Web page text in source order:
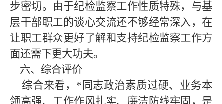
步密切。由于纪检监察工作性质特殊，与基
层干部职工的谈心交流还不够经常深入，在
让职工群众更好了解和支持纪检监察工作方
面还需下更大功夫。
六、综合评价
综合来看， * 同志政治素质过硬、业务本
领高强、工作作风扎实、廉洁防线牢固，是